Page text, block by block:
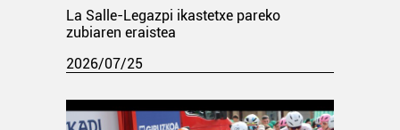
La Salle-Legazpi ikastetxe pareko
zubiaren eraistea
2026/07/25